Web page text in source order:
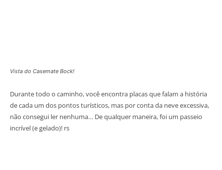
Vista do Casemate Bock!
Durante todo o caminho, você encontra placas que falam a história
de cada um dos pontos turísticos, mas por conta da neve excessiva,
não consegui ler nenhuma… De qualquer maneira, foi um passeio
incrível (e gelado)! rs